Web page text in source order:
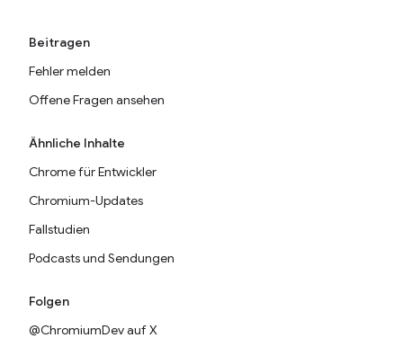
Beitragen
Fehler melden
Offene Fragen ansehen
Ähnliche Inhalte
Chrome für Entwickler
Chromium-Updates
Fallstudien
Podcasts und Sendungen
Folgen
@ChromiumDev auf X